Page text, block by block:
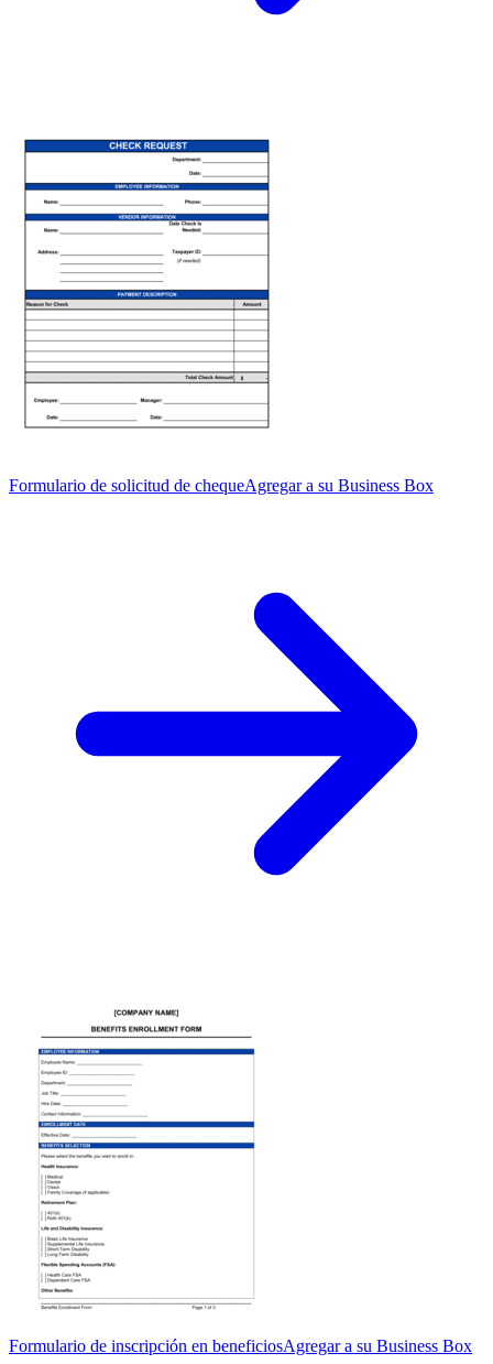
Formulario de solicitud de chequeAgregar a su Business Box
Formulario de inscripción en beneficiosAgregar a su Business Box